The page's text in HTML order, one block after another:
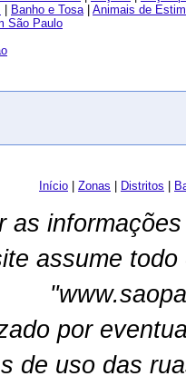
Banho e Tosa| Animais de
São Paulo
Início Zonas Distritos
as
assume
por
de uso das